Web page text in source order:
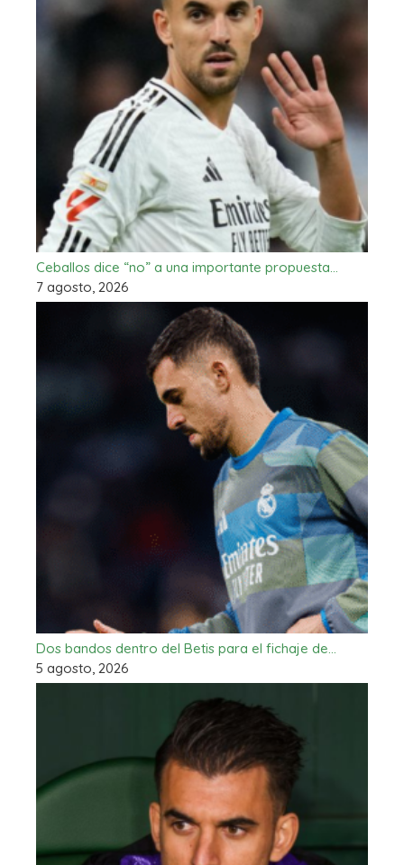
Ceballos dice “no” a una importante propuesta…
7 agosto, 2026
Dos bandos dentro del Betis para el fichaje de…
5 agosto, 2026